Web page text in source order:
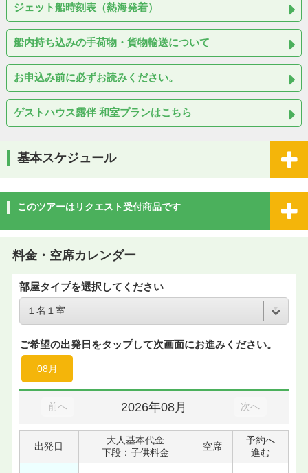
ジェット船時刻表（熱海発着）
船内持ち込みの手荷物・貨物輸送について
お申込み前に必ずお読みください。
ゲストハウス露伴 和室プランはこちら
基本スケジュール
このツアーはリクエスト受付商品です
料金・空席カレンダー
部屋タイプを選択してください
ご希望の出発日をタップして次画面にお進みください。
08月
前へ 2026年08月 次へ
出発日
大人基本代金
下段：子供料金
空席
予約へ
進む